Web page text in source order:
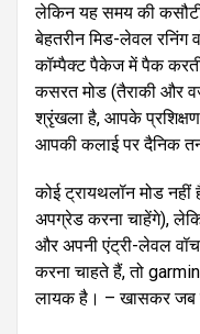
लेकिन यह समय की
बेहतरीन मिड-लेवल रनिंग
कॉम्पैक्ट पैकेज में पैक
कसरत मोड (तैराकी और
श्रृंखला है, आपके प्रशिक्षण
आपकी कलाई पर दैनिक
कोई ट्रायथलॉन मोड
अपग्रेड करना चाहेंगे),
और अपनी एंट्री-लेवल
करना चाहते हैं, तो
लायक है। – खासकर जब